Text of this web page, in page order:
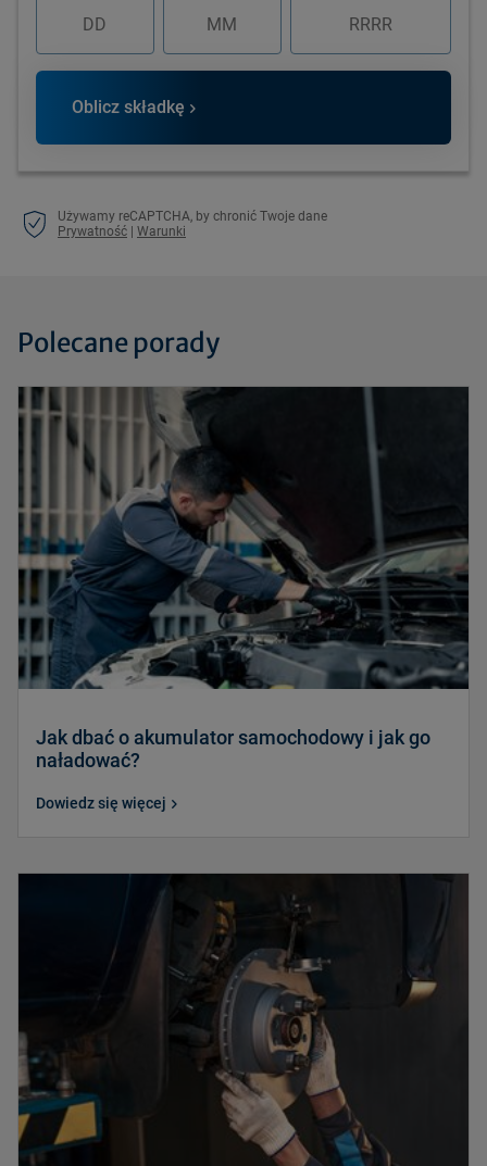
Oblicz składkę
Używamy reCAPTCHA, by chronić Twoje dane
Prywatność
Warunki
Polecane porady
Jak dbać o akumulator samochodowy i jak go
naładować?
Dowiedz się więcej